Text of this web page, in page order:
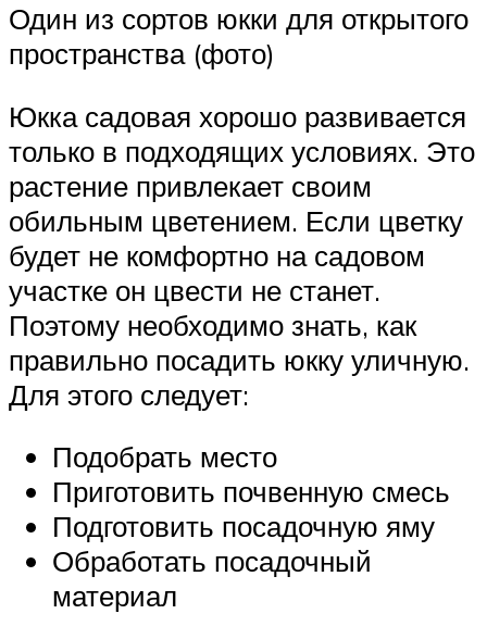
Один из сортов юкки для открытого
пространства (фото)
Юкка садовая хорошо развивается
только в подходящих условиях. Это
растение привлекает своим
обильным цветением. Если цветку
будет не комфортно на садовом
участке он цвести не станет.
Поэтому необходимо знать, как
правильно посадить юкку уличную.
Для этого следует:
Подобрать место
Приготовить почвенную смесь
Подготовить посадочную яму
Обработать посадочный
материал